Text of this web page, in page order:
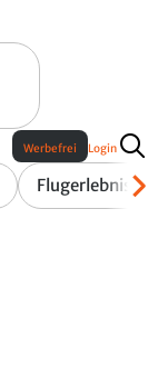
Flugerlebnis
Werbefrei Login